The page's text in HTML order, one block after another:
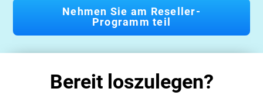
Nehmen Sie am Reseller-
Programm teil
Bereit loszulegen?